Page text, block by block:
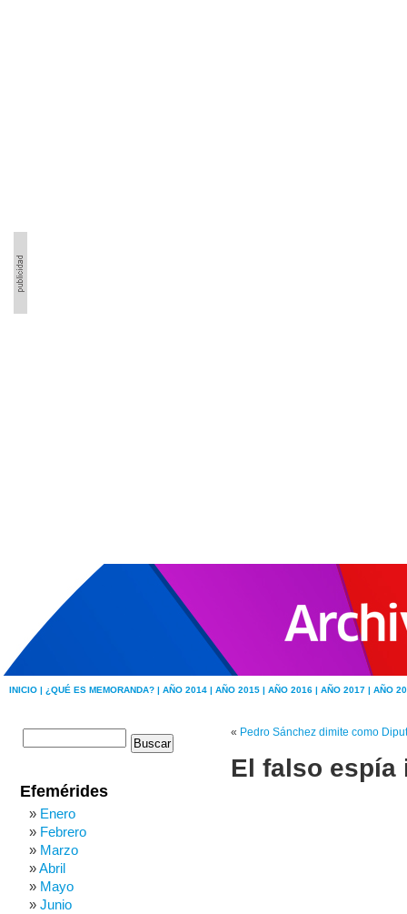
INICIO | ¿QUÉ ES MEMORANDA? | AÑO 2014 | AÑO 2015 | AÑO 2016 | AÑO 2017 | AÑO
« Pedro Sánchez dimite como
El falso espía
Efemérides
Enero
Febrero
Marzo
Abril
Mayo
Junio